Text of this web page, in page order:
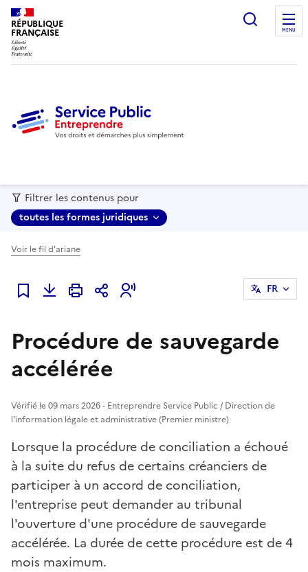
RÉPUBLIQUE
FRANÇAISE MENU
Filtrer les contenus pour
toutes les formes juridiques
Voir le fil d'ariane
Ajouter à mes favoris
FR
Procédure de sauvegarde
accélérée
Vérifié le 09 mars 2026 - Entreprendre Service Public / Direction de
l'information légale et administrative (Premier ministre)
Lorsque la procédure de conciliation a échoué
à la suite du refus de certains créanciers de
participer à un accord de conciliation,
l'entreprise peut demander au tribunal
l'ouverture d'une procédure de sauvegarde
accélérée. La durée de cette procédure est de 4
mois maximum.